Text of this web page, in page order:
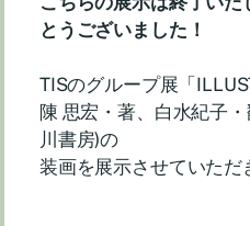
とうございました！
TISのグループ展「
陳 思宏・著、白水紀子
川書房)の
装画を展示させていただ